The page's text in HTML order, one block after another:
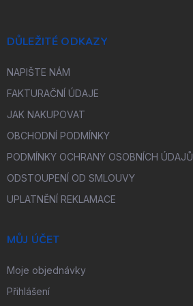
DŮLEŽITÉ ODKAZY
NAPIŠTE NÁM
FAKTURAČNÍ ÚDAJE
JAK NAKUPOVAT
OBCHODNÍ PODMÍNKY
PODMÍNKY OCHRANY OSOBNÍCH ÚDAJŮ
ODSTOUPENÍ OD SMLOUVY
UPLATNĚNÍ REKLAMACE
MŮJ ÚČET
Moje objednávky
Přihlášení